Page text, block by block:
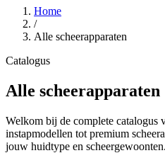
Home
/
Alle scheerapparaten
Catalogus
Alle scheerapparaten
Welkom bij de complete catalogus
instapmodellen tot premium
jouw huidtype en scheergewoonten.